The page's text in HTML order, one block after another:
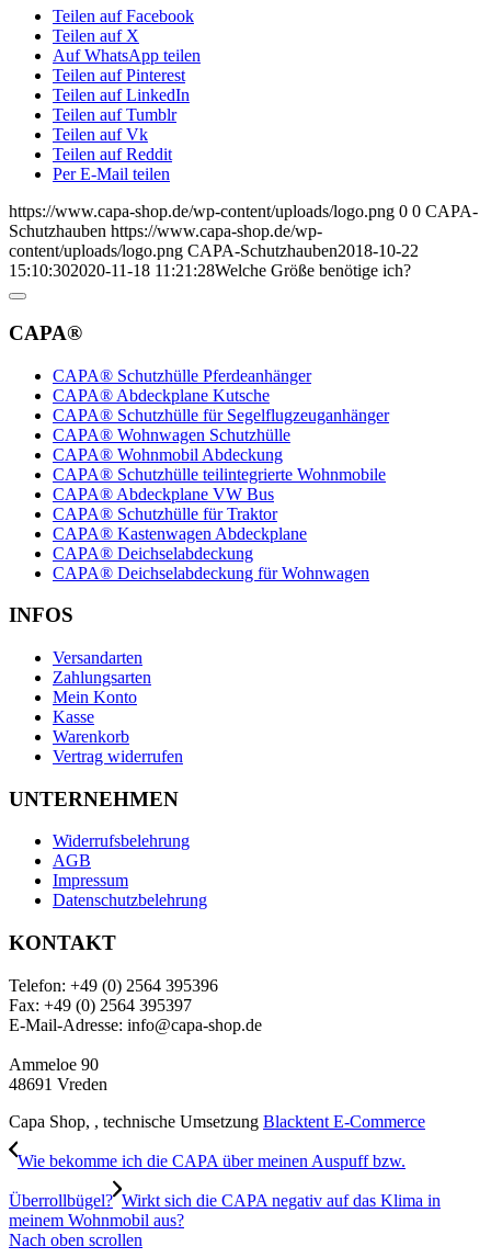
Teilen auf Facebook
Teilen auf X
Auf WhatsApp teilen
Teilen auf Pinterest
Teilen auf LinkedIn
Teilen auf Tumblr
Teilen auf Vk
Teilen auf Reddit
Per E-Mail teilen
https://www.capa-shop.de/wp-content/uploads/logo.png 0 0 CAPA-
Schutzhauben https://www.capa-shop.de/wp-
content/uploads/logo.png CAPA-Schutzhauben2018-10-22
15:10:302020-11-18 11:21:28Welche Größe benötige ich?
CAPA®
CAPA® Schutzhülle Pferdeanhänger
CAPA® Abdeckplane Kutsche
CAPA® Schutzhülle für Segelflugzeuganhänger
CAPA® Wohnwagen Schutzhülle
CAPA® Wohnmobil Abdeckung
CAPA® Schutzhülle teilintegrierte Wohnmobile
CAPA® Abdeckplane VW Bus
CAPA® Schutzhülle für Traktor
CAPA® Kastenwagen Abdeckplane
CAPA® Deichselabdeckung
CAPA® Deichselabdeckung für Wohnwagen
INFOS
Versandarten
Zahlungsarten
Mein Konto
Kasse
Warenkorb
Vertrag widerrufen
UNTERNEHMEN
Widerrufsbelehrung
AGB
Impressum
Datenschutzbelehrung
KONTAKT
Telefon: +49 (0) 2564 395396
Fax: +49 (0) 2564 395397
E-Mail-Adresse: info@capa-shop.de
Ammeloe 90
48691 Vreden
Capa Shop, , technische Umsetzung Blacktent E-Commerce
Wie bekomme ich die CAPA über meinen Auspuff bzw.
Überrollbügel? Wirkt sich die CAPA negativ auf das Klima in
meinem Wohnmobil aus?
Nach oben scrollen